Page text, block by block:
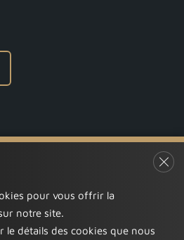
pour vous offrir la
notre site.
le détails des cookies que nous